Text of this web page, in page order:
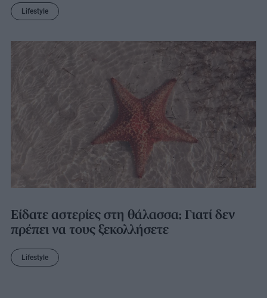
Lifestyle
Είδατε αστερίες στη θάλασσα; Γιατί δεν
πρέπει να τους ξεκολλήσετε
Lifestyle